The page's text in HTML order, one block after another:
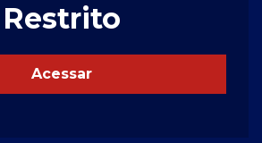
Restrito
Acessar